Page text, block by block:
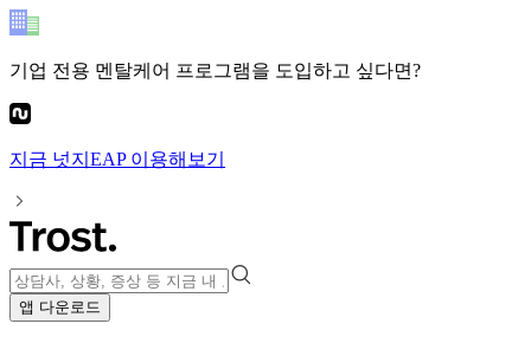
기업 전용 멘탈케어 프로그램을 도입하고 싶다면?
지금 넛지EAP이용해보기
앱 다운로드